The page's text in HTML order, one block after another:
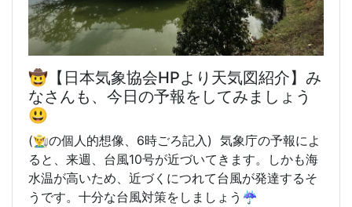
🤠【日本気象協会HPより天気図紹介】み
なさんも、今日の予報をしてみましょう
😃
(👨‍🌾の個人的想像、6時ごろ記入) 気象庁の予報によ
ると、来週、台風10号が近づいてきます。しかも海
水温が高いため、近づくにつれて台風が発達するそ
うです。十分な台風対策をしましょう☔️